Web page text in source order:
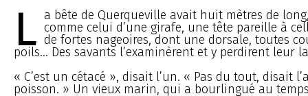
L a bête de Querqueville avait huit mètres de
comme celui d’une girafe, une tête pareille à
de fortes nageoires, dont une dorsale, toutes
poils... Des savants l’examinèrent et y perdirent leur
« C’est un cétacé », disait l’un. « Pas du tout, disait
poisson. » Un vieux marin, qui a bourlingué au